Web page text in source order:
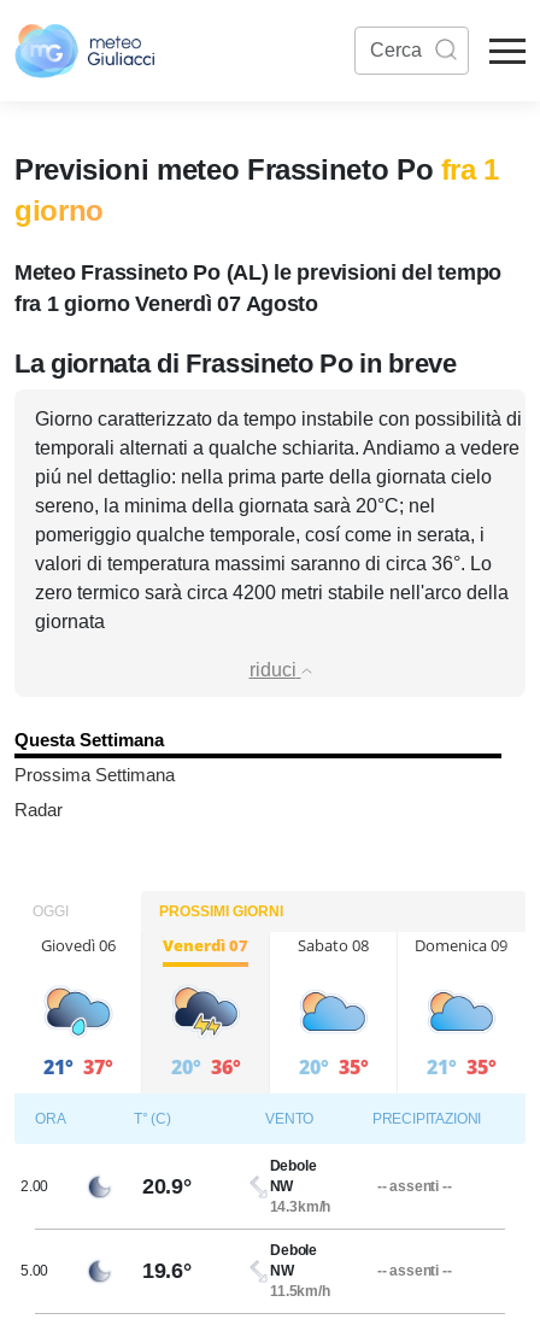
Previsioni meteo Frassineto Po fra 1
giorno
Meteo Frassineto Po (AL) le previsioni del tempo
fra 1 giorno Venerdì 07 Agosto
La giornata di Frassineto Po in breve
Giorno caratterizzato da tempo instabile con possibilità di
temporali alternati a qualche schiarita. Andiamo a vedere
piú nel dettaglio: nella prima parte della giornata cielo
sereno, la minima della giornata sarà 20°C; nel
pomeriggio qualche temporale, cosí come in serata, i
valori di temperatura massimi saranno di circa 36°. Lo
zero termico sarà circa 4200 metri stabile nell'arco della
giornata
riduci
Questa Settimana
Prossima Settimana
Radar
OGGI PROSSIMI GIORNI
Giovedì 06
21° 37°
Venerdì 07
20° 36°
Sabato 08
20° 35°
Domenica 09
21° 35°
ORA T° (C) VENTO PRECIPITAZIONI
2.00 20.9°
Debole
NW
14.3km/h
-- assenti --
5.00 19.6°
Debole
NW
11.5km/h
-- assenti --